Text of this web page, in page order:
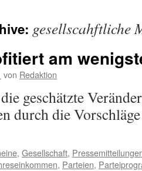
gesellscahftliche
am
von Redaktion
geschätzte
durch die
, Gesellschaft,
, Parteien,